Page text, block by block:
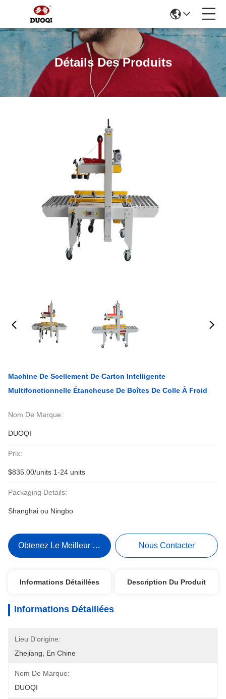
Détails Des Produits
Machine De Scellement De Carton Intelligente
Multifonctionnelle Étancheuse De Boîtes De Colle À Froid
Nom De Marque:
DUOQI
Prix:
$835.00/units 1-24 units
Packaging Details:
Shanghai ou Ningbo
Obtenez Le Meilleur Prix Nous Contacter
Informations Détaillées Description Du Produit
Informations Détaillées
Lieu D'origine:
Zhejiang, En Chine
Nom De Marque:
DUOQI